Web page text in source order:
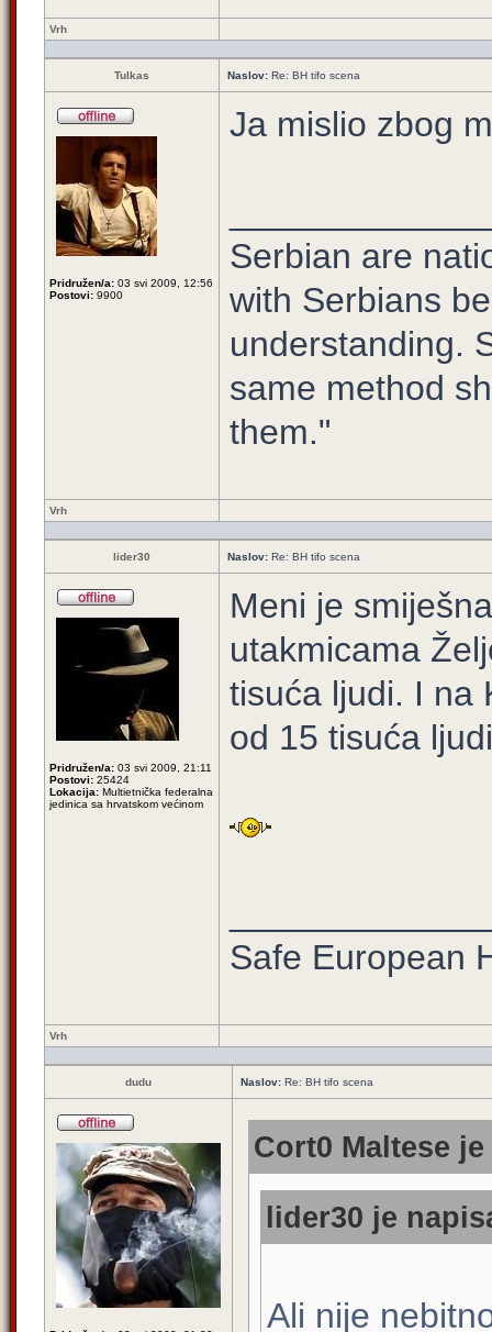
Vrh
Tulkas Naslov: Re: BH tifo scena
Pridružen/a: 03 svi 2009, 12:56
Postovi: 9900
Ja mislio zbog
Serbian are
with Serbians
understanding.
same method
them."
Vrh
lider30 Naslov: Re: BH tifo scena
Pridružen/a: 03 svi 2009, 21:11
Postovi: 25424
Lokacija: Multietnička federalna
jedinica sa hrvatskom većinom
Meni je
utakmicama
tisuća ljudi. I na
od 15 tisuća
Safe European
Vrh
dudu Naslov: Re: BH tifo scena
Cort0 Maltese
lider30 je
Ali nije